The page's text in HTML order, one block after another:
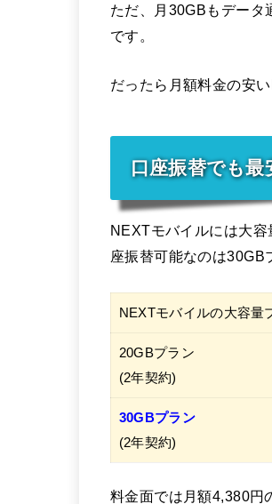
ただ、月30GBもデータ
です。
だったら月額料金の安
口座振替でも
NEXTモバイルには大
座振替可能なのは30GB
NEXTモバイルの大容量
20GBプラン
(2年契約)
30GBプラン
(2年契約)
料金面では月額4,380円